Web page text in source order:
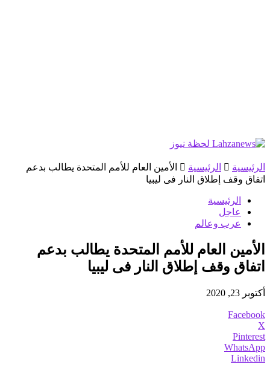
الرئيسية الرئيسية
الأمين العام للأمم المتحدة يطالب بدعم
اتفاق وقف إطلاق النار فى ليبيا
الرئيسية
عاجل
عرب وعالم
الأمين العام للأمم المتحدة يطالب بدعم
اتفاق وقف إطلاق النار فى ليبيا
أكتوبر 23, 2020
Facebook
X
Pinterest
WhatsApp
Linkedin